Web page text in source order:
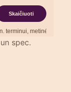
Skaičiuoti
metinė palūkanų
spec.